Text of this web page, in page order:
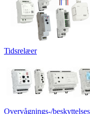
Tidsrelæer
Overvågnings-/